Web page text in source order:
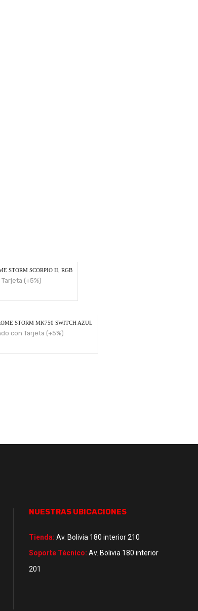
STORM SCORPIO II, RGB
(+5%)
STORM MK750 SWITCH AZUL
con Tarjeta (+5%)
NUESTRAS UBICACIONES
Tienda: Av. Bolivia 180 interior 210
Soporte Técnico: Av. Bolivia 180 interior
201